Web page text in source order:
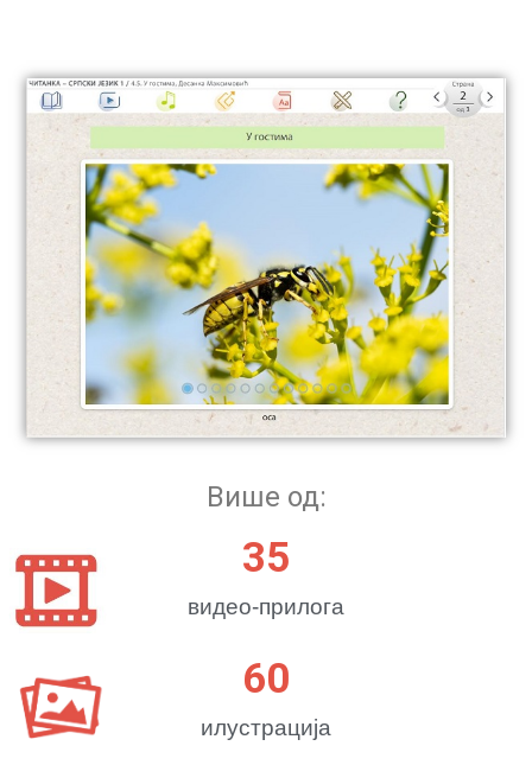
Више од:
видео-прилога
35
илустрација
60